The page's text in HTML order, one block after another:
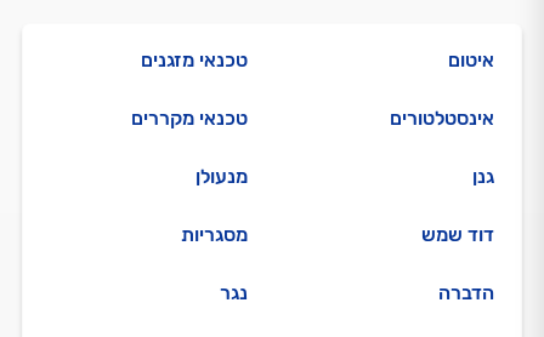
איטום
אינסטלטורים
גנן
דוד שמש
הדברה
טכנאי מזגנים
טכנאי מקררים
מנעולן
מסגריות
נגר